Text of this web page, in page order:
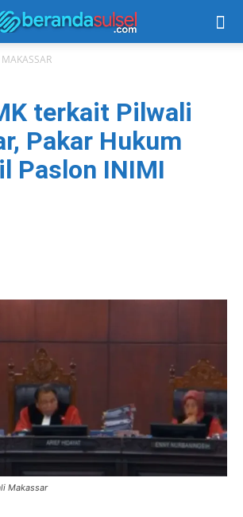
MAKASSAR
terkait Pilwali
Pakar Hukum
Paslon INIMI
Makassar